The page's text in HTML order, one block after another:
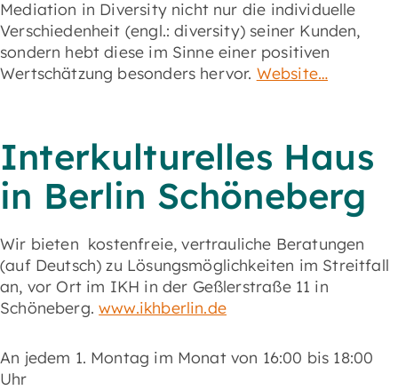
Mediation in Diversity nicht nur die individuelle
Verschiedenheit (engl.: diversity) seiner Kunden,
sondern hebt diese im Sinne einer positiven
Wertschätzung besonders hervor. Website…
Interkulturelles Haus
in Berlin Schöneberg
Wir bieten kostenfreie, vertrauliche Beratungen
(auf Deutsch) zu Lösungsmöglichkeiten im Streitfall
an, vor Ort im IKH in der Geßlerstraße 11 in
Schöneberg.www.ikhberlin.de
An jedem 1. Montag im Monat von 16:00 bis 18:00
Uhr